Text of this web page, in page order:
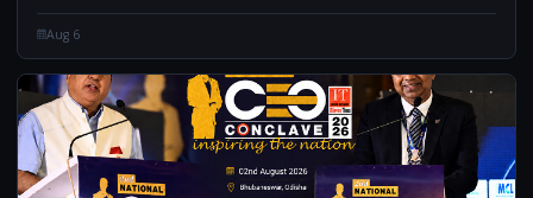
दुनिया की ओर बढ़ रहे हैं...
Aug 6